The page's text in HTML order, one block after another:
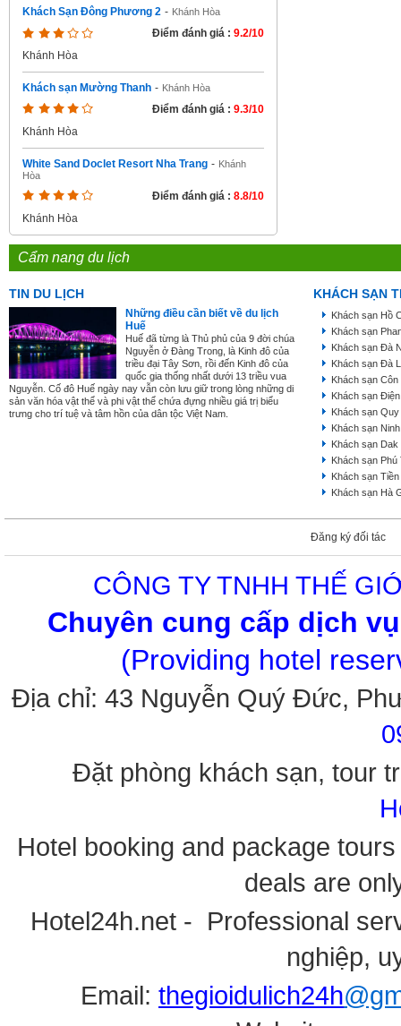
Khách Sạn Đông Phương 2 - Khánh Hòa
Điểm đánh giá : 9.2/10
Khánh Hòa
Khách sạn Mường Thanh - Khánh Hòa
Điểm đánh giá : 9.3/10
Khánh Hòa
White Sand Doclet Resort Nha Trang - Khánh
Hòa
Điểm đánh giá : 8.8/10
Khánh Hòa
Cẩm nang du lịch
TIN DU LỊCH
Những điều cần biết về du lịch
Huế
Huế đã từng là Thủ phủ của 9 đời chúa
Nguyễn ở Đàng Trong, là Kinh đô của
triều đại Tây Sơn, rồi đến Kinh đô của
quốc gia thống nhất dưới 13 triều vua
Nguyễn. Cố đô Huế ngày nay vẫn còn lưu giữ trong lòng những di
sản văn hóa vật thể và phi vật thể chứa đựng nhiều giá trị biểu
trưng cho trí tuệ và tâm hồn của dân tộc Việt Nam.
KHÁCH SẠN
Khách sạn Hồ
Khách sạn
Khách sạn Đà
Khách sạn Đà
Khách sạn
Khách sạn
Khách sạn
Khách sạn
Khách sạn Dak
Khách sạn Phú
Khách sạn
Khách sạn Hà
Đăng ký đối tác
CÔNG TY TNHH THẾ
Chuyên cung cấp dịch
(Providing hotel
Địa chỉ: 43 Nguyễn Quý Đức,
Đặt phòng khách sạn, tour
Hotel booking and package
deals are
Hotel24h.net - Professional
nghiệp,
Email: thegioidulich24h